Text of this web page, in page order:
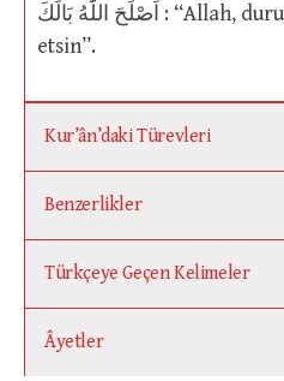
اَصْلَحَ اللّٰهُ بَالَكَ : “Allah, durumunu, halini ıslah
etsin”.
Kur’ân’daki Türevleri
Benzerlikler
Türkçeye Geçen Kelimeler
Âyetler